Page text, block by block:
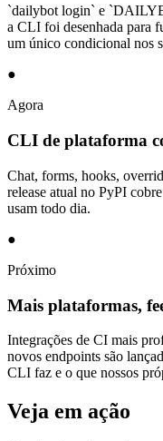
`dailybot login` e
a CLI foi desenhada para
um único condicional nos
●
Agora
CLI de plataforma
Chat, forms, hooks,
release atual no PyPI
usam todo dia.
●
Próximo
Mais plataformas,
Integrações de CI mais
novos endpoints são
CLI faz e o que nossos
Veja em ação